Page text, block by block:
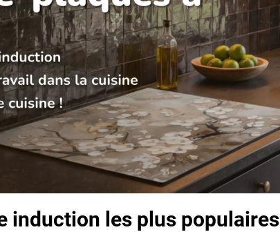
induction les plus populaires